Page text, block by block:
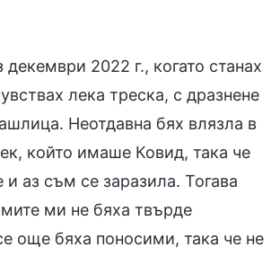
декември 2022 г., когато станах
лека треска, с дразнене
Неотдавна бях влязла в
който имаше Ковид, така че
и аз съм се заразила. Тогава
ми не бяха твърде
още бяха поносими, така че не